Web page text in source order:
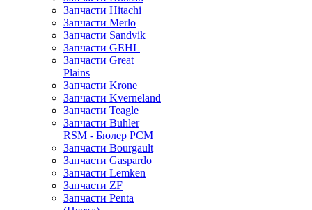
Запчасти Hitachi
Запчасти Merlo
Запчасти Sandvik
Запчасти GEHL
Запчасти Great
Plains
Запчасти Krone
Запчасти Kverneland
Запчасти Teagle
Запчасти Buhler
RSM - Бюлер РСМ
Запчасти Bourgault
Запчасти Gaspardo
Запчасти Lemken
Запчасти ZF
Запчасти Penta